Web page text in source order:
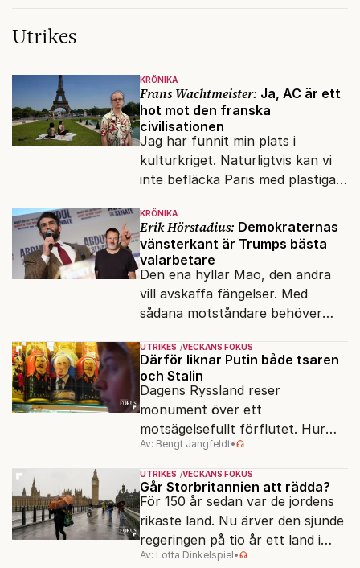
Utrikes
KRÖNIKA
Frans Wachtmeister: Ja, AC är ett
hot mot den franska
civilisationen
Jag har funnit min plats i
kulturkriget. Naturligtvis kan vi
inte befläcka Paris med plastiga
KRÖNIKA
Erik Hörstadius: Demokraternas
vänsterkant är Trumps bästa
valarbetare
Den ena hyllar Mao, den andra
vill avskaffa fängelser. Med
sådana motståndare behöver
vänner.
UTRIKES VECKANS FOKUS
Därför liknar Putin både tsaren
och Stalin
Dagens Ryssland reser
monument över ett
motsägelsefullt förflutet. Hur
kunde två revolutioner förändra
hela samhället – utan att rubba
den ryska statsidén?
Av: Bengt Jangfeldt•
UTRIKES VECKANS FOKUS
Går Storbritannien att rädda?
För 150 år sedan var de jordens
rikaste land. Nu ärver den sjunde
regeringen på tio år ett land i
politiskt och ekonomiskt kaos.
Av: Lotta Dinkelspiel•